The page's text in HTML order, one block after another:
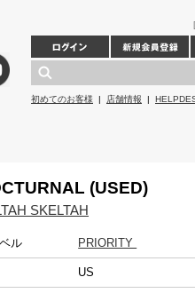
初めてのお客様 | 店舗情報 |
(USED)
SKELTAH
ル PRIORITY
US